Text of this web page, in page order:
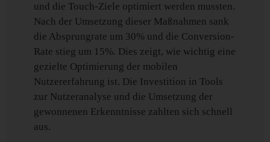
und die Touch-Ziele optimiert werden mussten.
Nach der Umsetzung dieser Maßnahmen sank
die Absprungrate um 30% und die Conversion-
Rate stieg um 15%. Dies zeigt, wie wichtig eine
gezielte Optimierung der mobilen
Nutzererfahrung ist. Die Investition in Tools
zur Nutzeranalyse und die Umsetzung der
gewonnenen Erkenntnisse zahlten sich schnell
aus.